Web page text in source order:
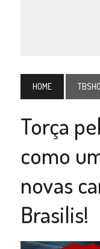
HOME
Torça
como
novas
Brasilis!